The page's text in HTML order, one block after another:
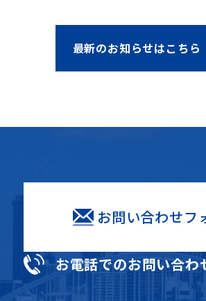
最新のお知らせはこちら
お問い合わせフ
お電話でのお問い合わ